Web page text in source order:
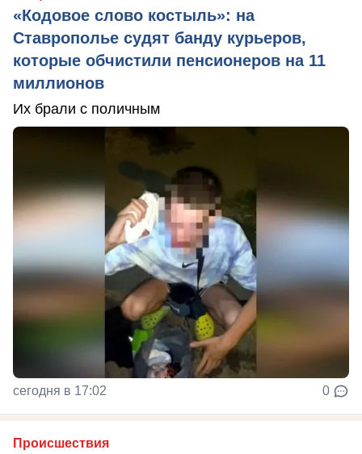
«Кодовое слово костыль»: на
Ставрополье судят банду курьеров,
которые обчистили пенсионеров на 11
миллионов
Их брали с поличным
сегодня в 17:02 0
Происшествия